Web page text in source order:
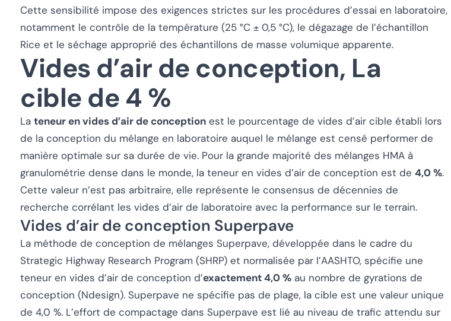
Cette sensibilité impose des exigences strictes sur les procédures d’essai en laboratoire,
notamment le contrôle de la température (25 °C ± 0,5 °C), le dégazage de l’échantillon
Rice et le séchage approprié des échantillons de masse volumique apparente.
Vides d’air de conception, La
cible de 4 %
La teneur en vides d’air de conception est le pourcentage de vides d’air cible établi lors
de la conception du mélange en laboratoire auquel le mélange est censé performer de
manière optimale sur sa durée de vie. Pour la grande majorité des mélanges HMA à
granulométrie dense dans le monde, la teneur en vides d’air de conception est de 4,0 %.
Cette valeur n’est pas arbitraire, elle représente le consensus de décennies de
recherche corrélant les vides d’air de laboratoire avec la performance sur le terrain.
Vides d’air de conception Superpave
La méthode de conception de mélanges Superpave, développée dans le cadre du
Strategic Highway Research Program (SHRP) et normalisée par l’AASHTO, spécifie une
teneur en vides d’air de conception d’exactement 4,0 % au nombre de gyrations de
conception (Ndesign). Superpave ne spécifie pas de plage, la cible est une valeur unique
de 4,0 %. L’effort de compactage dans Superpave est lié au niveau de trafic attendu sur